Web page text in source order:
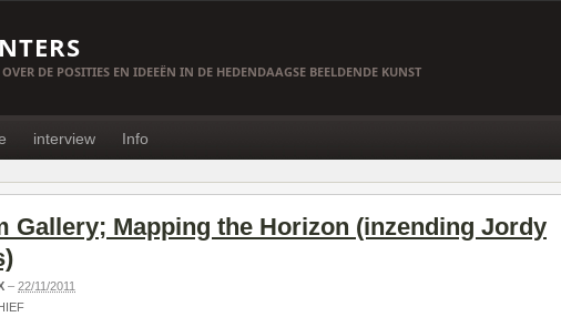
DE POSITIES EN IDEEËN IN DE HEDENDAAGSE BEELDENDE KUNST
interview Info
Gallery; Mapping the Horizon (inzending Jordy
– 22/11/2011